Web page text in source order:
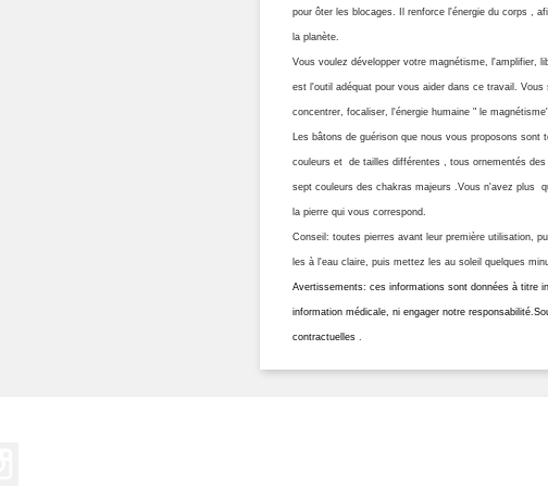
pour ôter les blocages. Il renforce l'énergie du corps ,
la planète.
Vous voulez développer votre magnétisme, l'amplifier,
est l'outil adéquat pour vous aider dans ce travail.
concentrer, focaliser, l'énergie humaine " le
Les bâtons de guérison que nous vous proposons
couleurs et de tailles différentes , tous ornementés
sept couleurs des chakras majeurs .Vous n'avez plus
la pierre qui vous correspond.
Conseil: toutes pierres avant leur première utilisation,
les à l'eau claire, puis mettez les au soleil quelques
Avertissements: ces informations sont données à titre
information médicale, ni engager notre
contractuelles .